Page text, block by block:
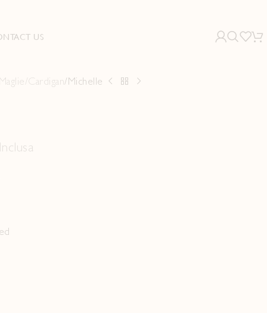
US
Maglie/Cardigan Michelle